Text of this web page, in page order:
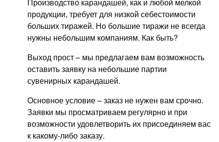
Производство карандашей, как и любой мелкой
продукции, требует для низкой себестоимости
больших тиражей. Но большие тиражи не всегда
нужны небольшим компаниям. Как быть?
Выход прост – мы предлагаем вам возможность
оставить заявку на небольшие партии
сувенирных карандашей.
Основное условие – заказ не нужен вам срочно.
Заявки мы просматриваем регулярно и при
возможности удовлетворить их присоединяем вас
к какому-либо заказу.